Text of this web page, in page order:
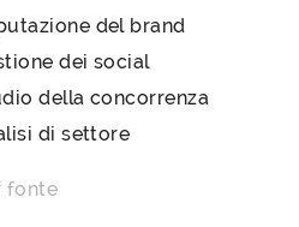
del brand
dei social
della concorrenza
di settore
fonte